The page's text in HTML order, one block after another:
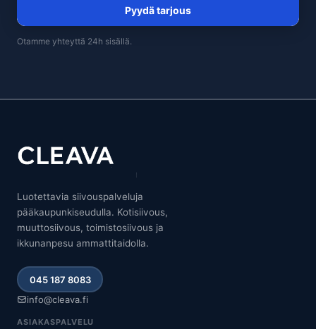
Pyydä tarjous
Otamme yhteyttä 24h sisällä.
Luotettavia siivouspalveluja
pääkaupunkiseudulla. Kotisiivous,
muuttosiivous, toimistosiivous ja
ikkunanpesu ammattitaidolla.
045 187 8083
info@cleava.fi
ASIAKASPALVELU